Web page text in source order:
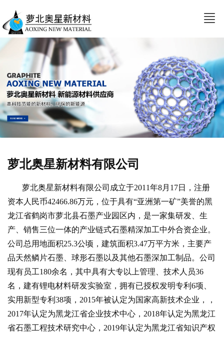
萝北奥星新材料有限公司
萝北奥星新材料有限公司成立于2011年8月 17日
，注册
资本人民币42466.86万元，位于具有“亚洲第一矿”美誉的黑
龙江省鹤岗市萝北县石墨产业园区内，是一家集研发、生
产、销售三位一体的产业链式石墨精深加工中外合资企业。
公司 总用地面积25.3公顷，建筑面积3.47万平方米，主要产
品天然鳞片石墨、球形石墨以及其他石墨深加工制品。 公司
现有员工180余名 ，其中具有大专以上管理、技术人员36
名，建有锂电材料研发实验室，拥有已授权发明专利 6项、
实用新型专利 38项， 2015年被认定为国家高新技术企业，
，
2017年认定为黑龙江省企业技术中心，2018年认定为黑龙江
省石墨工程技术研究中心，2019年认定为黑龙江省知识产权